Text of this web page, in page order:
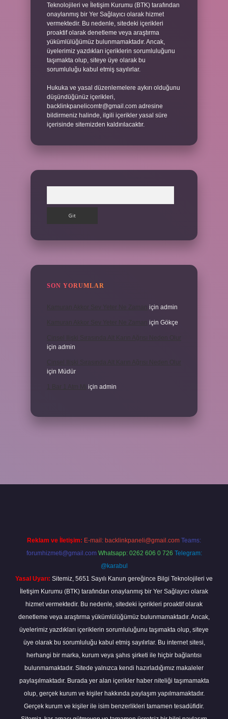
Teknolojileri ve İletişim Kurumu (BTK) tarafından
onaylanmış bir Yer Sağlayıcı olarak hizmet
vermektedir. Bu nedenle, sitedeki içerikleri
proaktif olarak denetleme veya araştırma
yükümlülüğümüz bulunmamaktadır. Ancak,
üyelerimiz yazdıkları içeriklerin sorumluluğunu
taşımakta olup, siteye üye olarak bu
sorumluluğu kabul etmiş sayılırlar.
Hukuka ve yasal düzenlemelere aykırı olduğunu
düşündüğünüz içerikleri,
backlinkpanelicomtr@gmail.com adresine
bildirmeniz halinde, ilgili içerikler yasal süre
içerisinde sitemizden kaldırılacaktır.
SON YORUMLAR
için admin
için Gökçe
için admin
için Müdür
için admin
Reklam ve İletişim: E-mail: backlinkpaneli@gmail.com Teams:
forumhizmeti@gmail.com Whatsapp: 0262 606 0 726 Telegram:
@karabul
Yasal Uyarı: Sitemiz, 5651 Sayılı Kanun gereğince Bilgi Teknolojileri ve
İletişim Kurumu (BTK) tarafından onaylanmış bir Yer Sağlayıcı olarak
hizmet vermektedir. Bu nedenle, sitedeki içerikleri proaktif olarak
denetleme veya araştırma yükümlülüğümüz bulunmamaktadır. Ancak,
üyelerimiz yazdıkları içeriklerin sorumluluğunu taşımakta olup, siteye
üye olarak bu sorumluluğu kabul etmiş sayılırlar. Bu internet sitesi,
herhangi bir marka, kurum veya şahıs şirketi ile hiçbir bağlantısı
bulunmamaktadır. Sitede yalnızca kendi hazırladığımız makaleler
paylaşılmaktadır. Burada yer alan içerikler haber niteliği taşımamakta
olup, gerçek kurum ve kişiler hakkında paylaşım yapılmamaktadır.
Gerçek kurum ve kişiler ile isim benzerlikleri tamamen tesadüfidir.